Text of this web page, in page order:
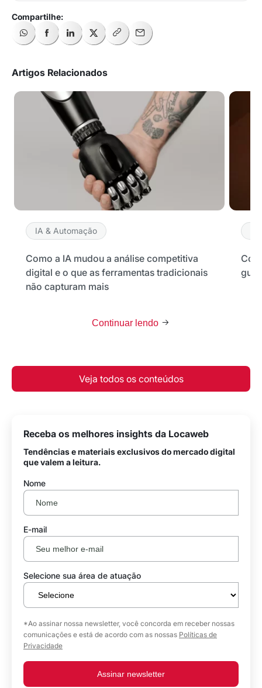
Artigos Relacionados
IA & Automação
Como a IA mudou a análise competitiva
digital e o que as ferramentas tradicionais
não capturam mais
Continuar lendo
Veja todos os conteúdos
Receba os melhores insights da Locaweb
Tendências e materiais exclusivos do mercado digital
que valem a leitura.
Nome
E-mail
Selecione sua área de atuação
*Ao assinar nossa newsletter, você concorda em receber nossas
comunicações e está de acordo com as nossas Políticas de
Privacidade
Assinar newsletter